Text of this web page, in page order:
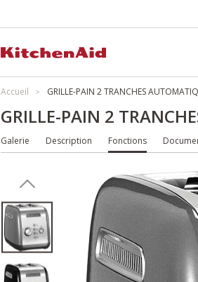
Accueil GRILLE-PAIN 2 TRANCHES
GRILLE-PAIN 2
Galerie Description Fonctions